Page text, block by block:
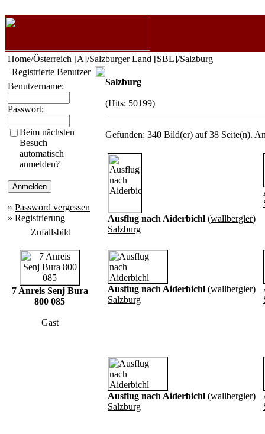
Home/Österreich [A]/Salzburger Land [SBL]/Salzburg
Registrierte Benutzer
Benutzername:
Passwort:
Beim nächsten
Besuch
automatisch
anmelden?
» Password vergessen
» Registrierung
Zufallsbild
7 Anreis Senj Bura
800 085
Gast
Salzburg
(Hits: 50199)
Gefunden: 340 Bild(er) auf 38 Seite(n).
Ausflug nach Aiderbichl (wallbergler)
Salzburg
Ausflug nach Aiderbichl (wallbergler)
Salzburg
Ausflug nach Aiderbichl (wallbergler)
Salzburg